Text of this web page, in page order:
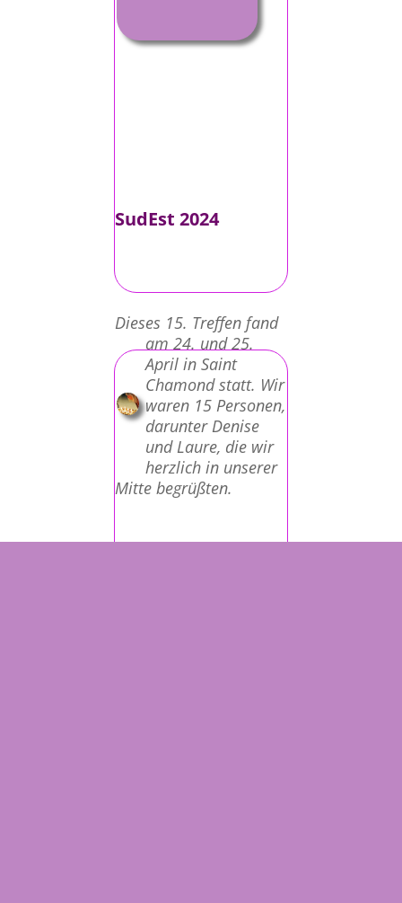
SudEst 2024
Dieses 15. Treffen fand
am 24. und 25.
April in Saint
Chamond statt. Wir
waren 15 Personen,
darunter Denise
und Laure, die wir
herzlich in unserer
Mitte begrüßten.